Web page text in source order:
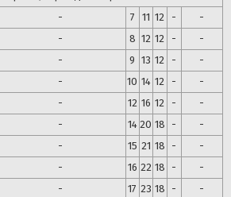
- 7 11 12 -
-
- 8 12 12 -
-
- 9 13 12 -
-
- 10 14 12 -
-
- 12 16 12 -
-
- 14 20 18 -
-
- 15 21 18 -
-
- 16 22 18 -
-
- 17 23 18 -
-